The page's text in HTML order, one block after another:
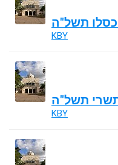
תשל"ה
KBY
תשל"ה
KBY